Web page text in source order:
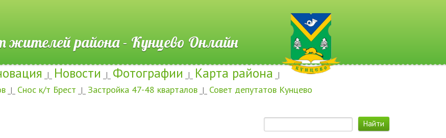
района - Кунцево Онлайн
_|_ Новости _|_ Фотографии _|_ Карта района _|
_|_ Снос к/т Брест _|_ Застройка 47-48 кварталов _|_ Совет депутатов Кунцево